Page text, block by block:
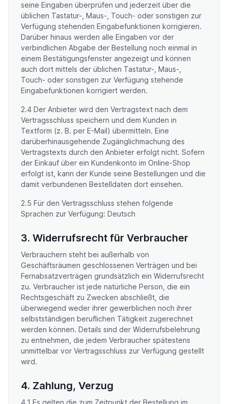
seine Eingaben überprüfen und jederzeit über die
üblichen Tastatur-, Maus-, Touch- oder sonstigen zur
Verfügung stehenden Eingabefunktionen korrigieren.
Darüber hinaus werden alle Eingaben vor der
verbindlichen Abgabe der Bestellung noch einmal in
einem Bestätigungsfenster angezeigt und können
auch dort mittels der üblichen Tastatur-, Maus-,
Touch- oder sonstigen zur Verfügung stehende
Eingabefunktionen korrigiert werden.
2.4 Der Anbieter wird den Vertragstext nach dem
Vertragsschluss speichern und dem Kunden in
Textform (z. B. per E-Mail) übermitteln. Eine
darüberhinausgehende Zugänglichmachung des
Vertragstexts durch den Anbieter erfolgt nicht. Sofern
der Einkauf über ein Kundenkonto im Online-Shop
erfolgt ist, kann der Kunde seine Bestellungen und die
damit verbundenen Bestelldaten dort einsehen.
2.5 Für den Vertragsschluss stehen folgende
Sprachen zur Verfügung: Deutsch
3. Widerrufsrecht für Verbraucher
Verbrauchern steht bei außerhalb von
Geschäftsräumen geschlossenen Verträgen und bei
Fernabsatzverträgen grundsätzlich ein Widerrufsrecht
zu. Verbraucher ist jede natürliche Person, die ein
Rechtsgeschäft zu Zwecken abschließt, die
überwiegend weder ihrer gewerblichen noch ihrer
selbstständigen beruflichen Tätigkeit zugerechnet
werden können. Details sind der Widerrufsbelehrung
zu entnehmen, die jedem Verbraucher spätestens
unmittelbar vor Vertragsschluss zur Verfügung gestellt
wird.
4. Zahlung, Verzug
4.1 Es gelten die zum Zeitpunkt der Bestellung im